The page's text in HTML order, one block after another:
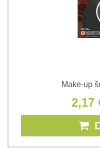
Make-up
2,17